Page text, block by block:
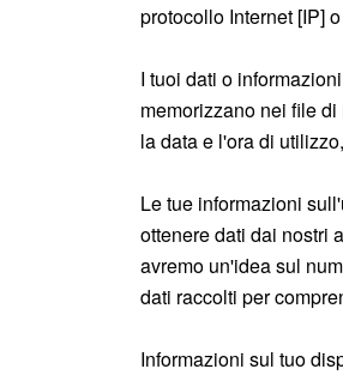
protocollo Internet [IP]
I tuoi dati o
memorizzano nei file
la data e l'ora di
Le tue informazioni
ottenere dati dai nostri
avremo un'idea sul
dati raccolti per
Informazioni sul tuo